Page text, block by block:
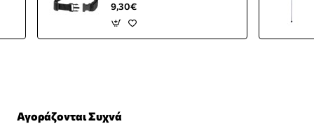
9,30€
Αγοράζονται Συχνά